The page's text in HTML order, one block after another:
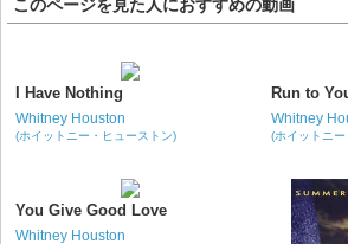
このページを見た人におすすめの動画
I Have Nothing
Whitney Houston
(ホイットニー・ヒューストン)
Run to
Whitney
(ホイットニ
You Give Good Love
Whitney Houston